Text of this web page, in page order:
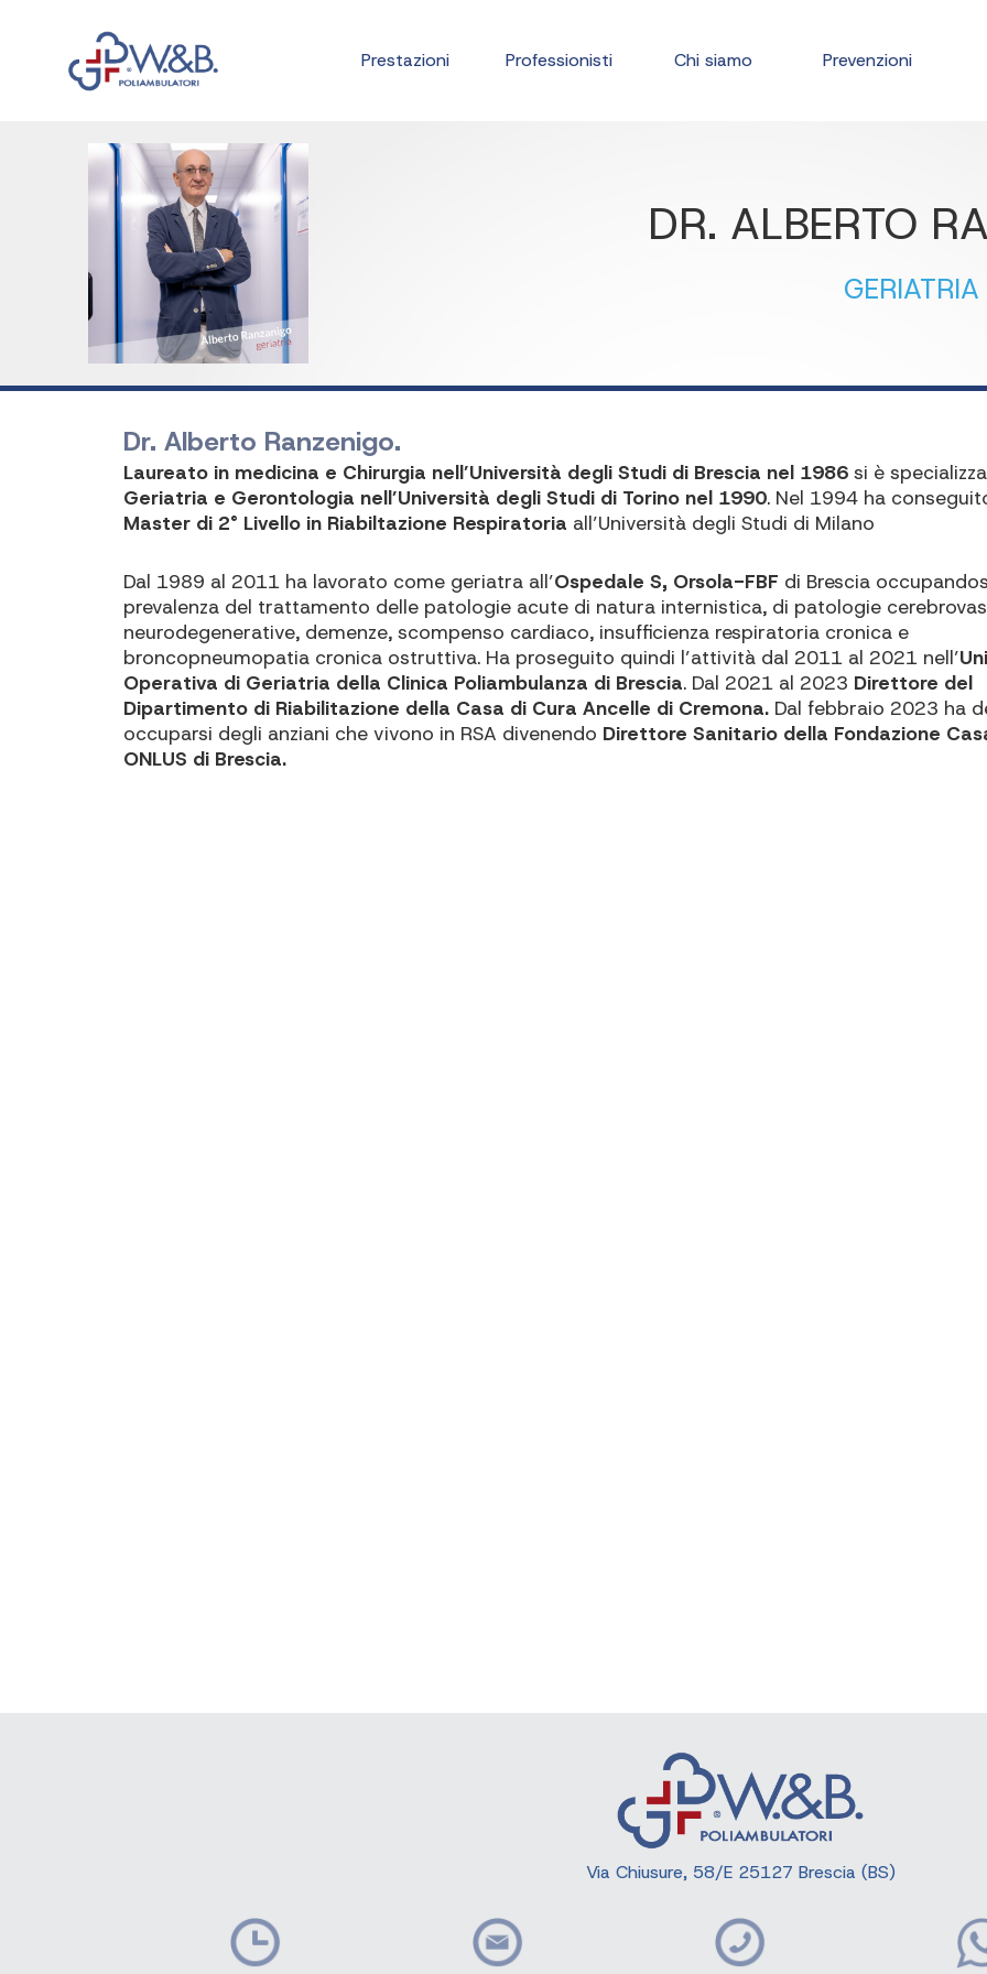
Prestazioni Professionisti Chi siamo Prevenzioni
DR. ALBERTO
GERIATRIA
Dr. Alberto Ranzenigo.
Laureato in medicina e Chirurgia nell’Università degli Studi di Brescia nel 1986 si è
Geriatria e Gerontologia nell’Università degli Studi di Torino nel 1990. Nel 1994 ha
Master di 2° Livello in Riabiltazione Respiratoria all’Università degli Studi di Milano
Dal 1989 al 2011 ha lavorato come geriatra all’Ospedale S, Orsola-FBF di Brescia
prevalenza del trattamento delle patologie acute di natura internistica, di patologie
neurodegenerative, demenze, scompenso cardiaco, insufficienza respiratoria cronica e
broncopneumopatia cronica ostruttiva. Ha proseguito quindi l’attività dal 2011 al 2021 nell’
Operativa di Geriatria della Clinica Poliambulanza di Brescia. Dal 2021 al 2023 Direttore del
Dipartimento di Riabilitazione della Casa di Cura Ancelle di Cremona. Dal febbraio 2023 ha
occuparsi degli anziani che vivono in RSA divenendo Direttore Sanitario della Fondazione
ONLUS di Brescia.
Via Chiusure, 58/E 25127 Brescia (BS)